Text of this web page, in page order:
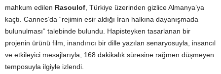
mahkum edilen Rasoulof , Türkiye üzerinden gizlice Almanya’ya
kaçtı. Cannes’da “rejimin esir aldığı İran halkına dayanışmada
bulunulması” talebinde bulundu. Hapisteyken tasarlanan bir
projenin ürünü film, inandırıcı bir dille yazılan senaryosuyla, insancıl
ve etkileyici mesajlarıyla, 168 dakikalık süresine rağmen düşmeyen
temposuyla ilgiyle izlendi.